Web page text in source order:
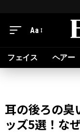
Aa
フェイス ヘアー
耳の後ろの臭
ッズ5選！な